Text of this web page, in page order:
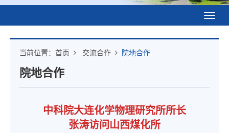
当前位置： 首页 交流合作 院地合作
院地合作
中科院大连化学物理研究所所长
张涛访问山西煤化所